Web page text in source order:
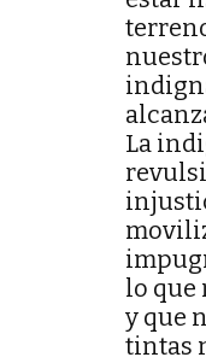
La
lo que
y que
tintas